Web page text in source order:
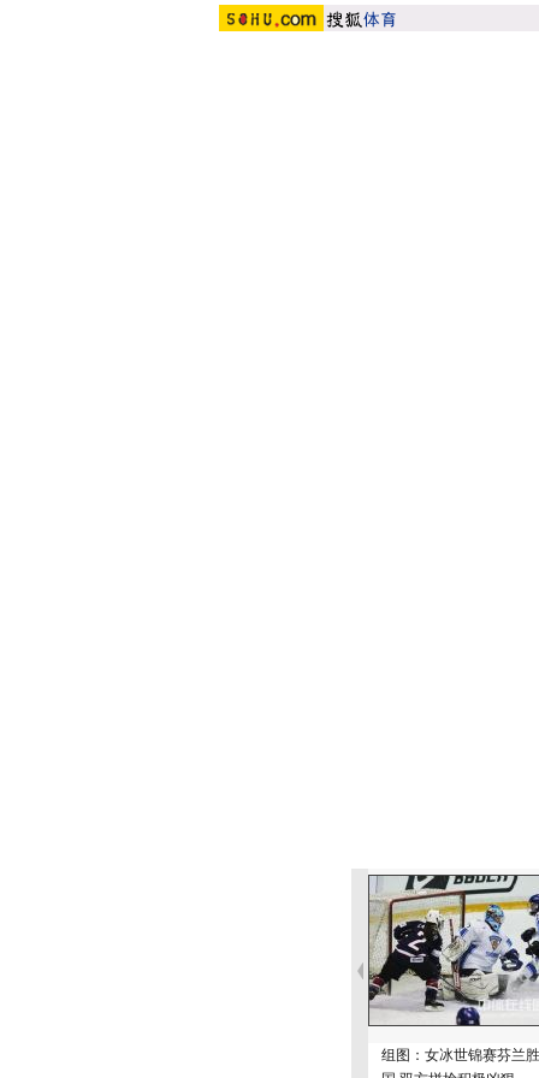
组图：女冰世锦赛芬兰